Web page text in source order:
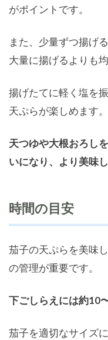
がポイントです。
また、少量ずつ揚げ
大量に揚げるよりも
揚げたてに軽く塩を
天ぷらが楽しめます。
天つゆや大根おろし
いになり、より美味
時間の目安
茄子の天ぷらを美味
の管理が重要です。
下ごしらえには約10
茄子を適切なサイズ